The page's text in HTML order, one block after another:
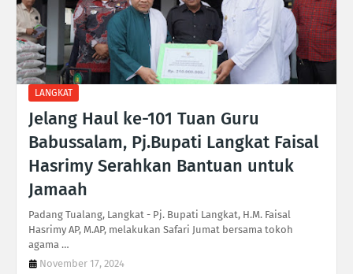
LANGKAT
Jelang Haul ke-101 Tuan Guru
Babussalam, Pj.Bupati Langkat Faisal
Hasrimy Serahkan Bantuan untuk
Jamaah
Padang Tualang, Langkat - Pj. Bupati Langkat, H.M. Faisal
Hasrimy AP, M.AP, melakukan Safari Jumat bersama tokoh
agama …
November 17, 2024